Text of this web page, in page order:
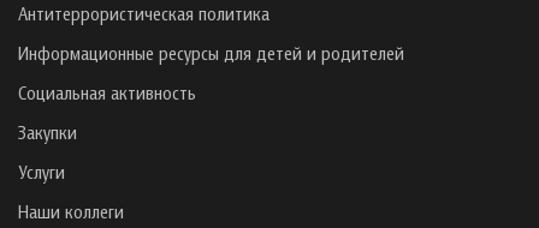
Антитеррористическая политика
Информационные ресурсы для детей и родителей
Социальная активность
Закупки
Услуги
Наши коллеги